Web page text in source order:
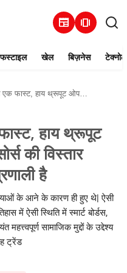
newspaper amp_stories
खेल बिज़नेस
है जो ओपन सोर्स की विस्तार योग्य, तेज़ और सुरक्षित प्रणाली है
हाय थ्रूपूट
की विस्तार
है
के आने के कारण ही हुए थे| ऐसी
में ऐसी स्थिति में स्मार्ट बोर्डस,
सामाजिक मुद्दों के उद्देश्य
ट्रेंड